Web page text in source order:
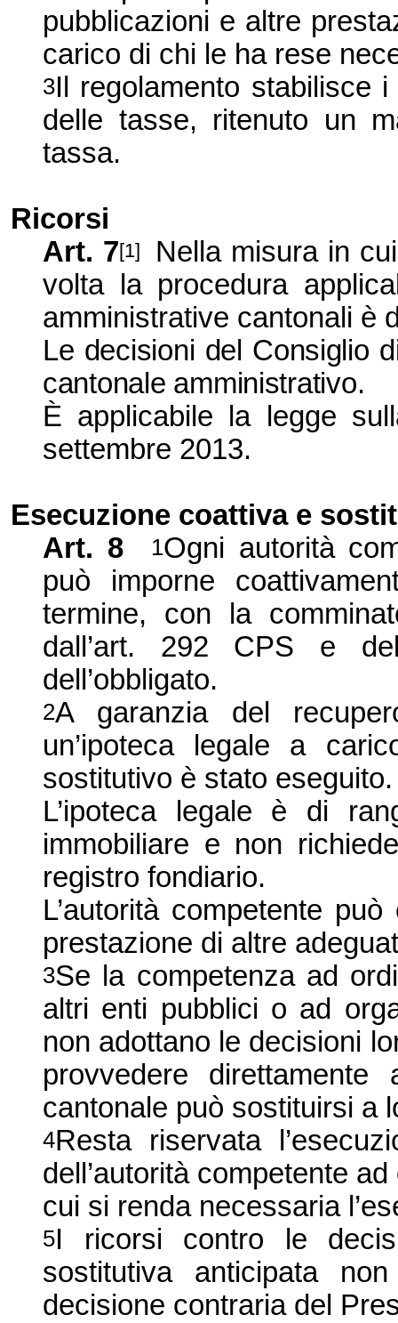
pubblicazioni e altre
carico di chi le ha rese
3Il regolamento stabilisce
delle tasse, ritenuto un
tassa.
Ricorsi
Art. 7[1]
Nella misura in
volta la procedura
amministrative cantonali è
Le decisioni del Consiglio
cantonale amministrativo.
È applicabile la legge
settembre 2013.
Esecuzione coattiva e
Art. 8
1Ogni autorità
può imporne
termine, con la
dall’art. 292 CPS e
dell’obbligato.
2A garanzia del
un’ipoteca legale a
sostitutivo è stato eseguito.
L’ipoteca legale è di
immobiliare e non
registro fondiario.
L’autorità competente
prestazione di altre
3Se la competenza ad
altri enti pubblici o ad
non adottano le decisioni
provvedere direttamente
cantonale può sostituirsi a
4Resta riservata
dell’autorità competente
cui si renda necessaria
5I ricorsi contro le
sostitutiva anticipata
decisione contraria del